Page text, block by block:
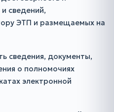
сведений,
ЭТП и размещаемых на
сведения, документы,
о полномочиях
электронной